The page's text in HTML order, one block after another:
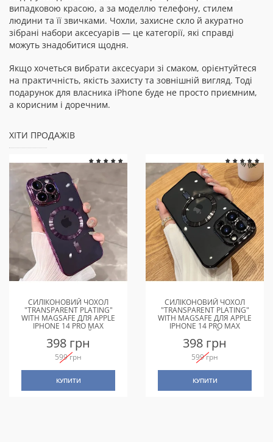
випадковою красою, а за моделлю телефону, стилем
людини та її звичками. Чохли, захисне скло й акуратно
зібрані набори аксесуарів — це категорії, які справді
можуть знадобитися щодня.
Якщо хочеться вибрати аксесуари зі смаком, орієнтуйтеся
на практичність, якість захисту та зовнішній вигляд. Тоді
подарунок для власника iPhone буде не просто приємним,
а корисним і доречним.
ХІТИ ПРОДАЖІВ
СИЛІКОНОВИЙ ЧОХОЛ
"TRANSPARENT PLATING"
WITH MAGSAFE ДЛЯ APPLE
IPHONE 14 PRO MAX
ФІОЛЕТОВИЙ
398 грн
599 грн
КУПИТИ
СИЛІКОНОВИЙ ЧОХОЛ
"TRANSPARENT PLATING"
WITH MAGSAFE ДЛЯ APPLE
IPHONE 14 PRO MAX
ЧОРНИЙ
398 грн
599 грн
КУПИТИ